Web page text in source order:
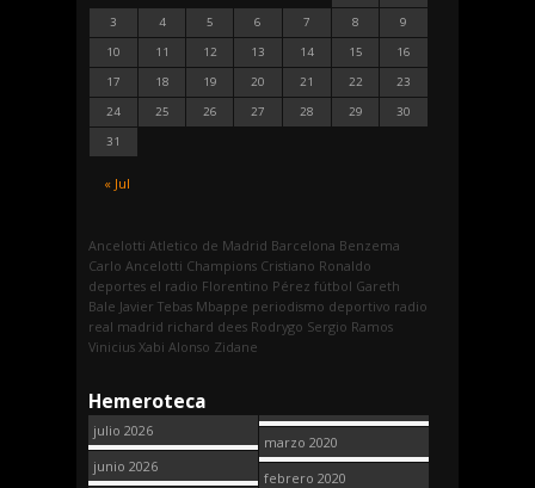
« Jul
3
4 5 6 7 8
9
10
11 12 13 14 15
16
17
18 19 20 21 22
23
24
25 26 27 28 29
30
31
Ancelotti Atletico de Madrid Barcelona Benzema
Carlo Ancelotti Champions Cristiano Ronaldo
deportes el radio Florentino Pérez fútbol Gareth
Bale Javier Tebas Mbappe periodismo deportivo radio
real madrid richard dees Rodrygo Sergio Ramos
Vinicius Xabi Alonso Zidane
Hemeroteca
julio 2026
junio 2026
marzo 2020
febrero 2020